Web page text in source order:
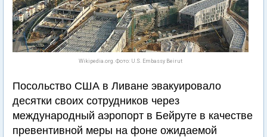
Wikipedia.org. Фото: U.S. Embassy Beirut
Посольство США в Ливане эвакуировало
десятки своих сотрудников через
международный аэропорт в Бейруте в качестве
превентивной меры на фоне ожидаемой